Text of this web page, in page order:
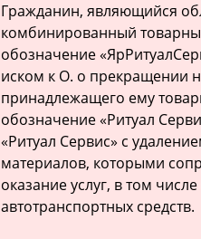
Гражданин, являющийся
комбинированный
обозначение
иском к О. о прекращении
принадлежащего ему
обозначение «Ритуал
«Ритуал Сервис» с
материалов, которыми
оказание услуг, в том
автотранспортных средств.